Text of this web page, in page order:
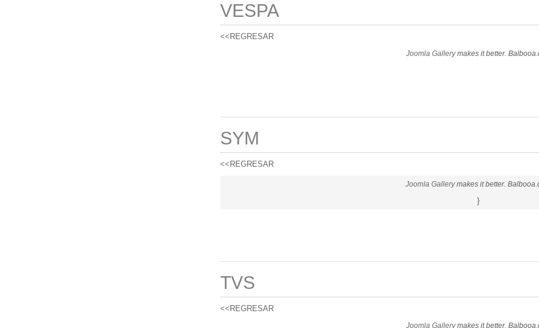
VESPA
<<REGRESAR
Joomla Gallerymakes it better.
SYM
<<REGRESAR
Joomla Gallerymakes it better.
}
TVS
<<REGRESAR
Joomla Gallerymakes it better.